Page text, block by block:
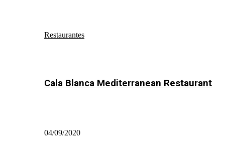
Restaurantes
Cala Blanca Mediterranean Restaurant
04/09/2020